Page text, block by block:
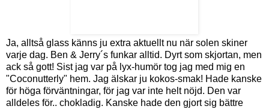
Ja, alltså glass känns ju extra aktuellt nu när solen skiner
varje dag. Ben & Jerry´s funkar alltid. Dyrt som skjortan, men
ack så gott! Sist jag var på lyx-humör tog jag med mig en
"Coconutterly" hem. Jag älskar ju kokos-smak! Hade kanske
för höga förväntningar, för jag var inte helt nöjd. Den var
alldeles för.. chokladig. Kanske hade den gjort sig bättre